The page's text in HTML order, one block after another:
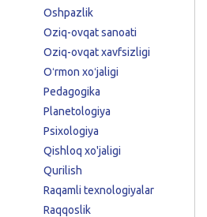
Oshpazlik
Oziq-ovqat sanoati
Oziq-ovqat xavfsizligi
Oʻrmon xoʻjaligi
Pedagogika
Planetologiya
Psixologiya
Qishloq xo'jaligi
Qurilish
Raqamli texnologiyalar
Raqqoslik